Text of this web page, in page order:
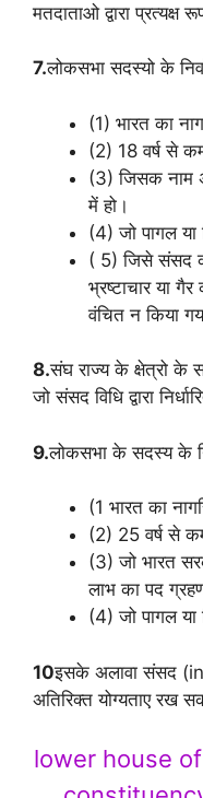
मतदाताओ द्वारा प्रत्यक्ष
7.लोकसभा सदस्यो के
(1) भारत का
(2) 18 वर्ष से
(3) जिसक नाम
में हो।
(4) जो पागल या
( 5) जिसे संसद
भ्रष्टाचार या
वंचित न किया
8.संघ राज्य के क्षेत्रो के
जो संसद विधि द्वारा
9.लोकसभा के सदस्य के
(1 भारत का
(2) 25 वर्ष से
(3) जो भारत
लाभ का पद
(4) जो पागल या
10इसके अलावा संसद
अतिरिक्त योग्यताए रख
lower house